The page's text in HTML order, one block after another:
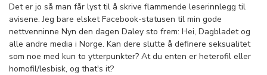
Det er jo så man får lyst til å skrive flammende leserinnlegg til
avisene. Jeg bare elsket Facebook-statusen til min gode
nettvenninne Nyn den dagen Daley sto frem: Hei, Dagbladet og
alle andre media i Norge. Kan dere slutte å definere seksualitet
som noe med kun to ytterpunkter? At du enten er heterofil eller
homofil/lesbisk, og that's it?